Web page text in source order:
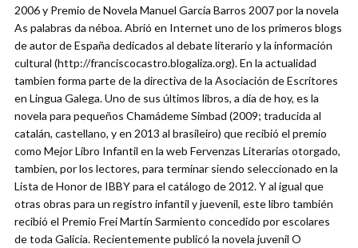
2006 y Premio de Novela Manuel García Barros 2007 por la novela
As palabras da néboa. Abrió en Internet uno de los primeros blogs
de autor de España dedicados al debate literario y la información
cultural (http://franciscocastro.blogaliza.org). En la actualidad
tambien forma parte de la directiva de la Asociación de Escritores
en Lingua Galega. Uno de sus últimos libros, a día de hoy, es la
novela para pequeños Chamádeme Simbad (2009; traducida al
catalán, castellano, y en 2013 al brasileiro) que recibió el premio
como Mejor Libro Infantil en la web Fervenzas Literarias otorgado,
tambien, por los lectores, para terminar siendo seleccionado en la
Lista de Honor de IBBY para el catálogo de 2012. Y al igual que
otras obras para un registro infantil y juevenil, este libro también
recibió el Premio Frei Martín Sarmiento concedido por escolares
de toda Galicia. Recientemente publicó la novela juvenil O